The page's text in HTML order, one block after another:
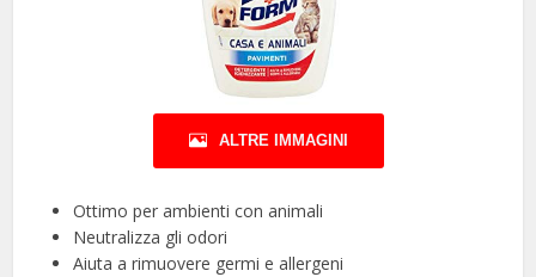
ALTRE IMMAGINI
Ottimo per ambienti con animali
Neutralizza gli odori
Aiuta a rimuovere germi e allergeni